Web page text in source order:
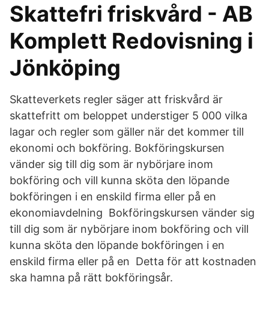
Skattefri friskvård - AB
Komplett Redovisning i
Jönköping
Skatteverkets regler säger att friskvård är
skattefritt om beloppet understiger 5 000 vilka
lagar och regler som gäller när det kommer till
ekonomi och bokföring. Bokföringskursen
vänder sig till dig som är nybörjare inom
bokföring och vill kunna sköta den löpande
bokföringen i en enskild firma eller på en
ekonomiavdelning Bokföringskursen vänder sig
till dig som är nybörjare inom bokföring och vill
kunna sköta den löpande bokföringen i en
enskild firma eller på en Detta för att kostnaden
ska hamna på rätt bokföringsår.